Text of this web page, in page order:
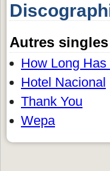
Autres singles
How Long
Hotel Nacional
Thank You
Wepa